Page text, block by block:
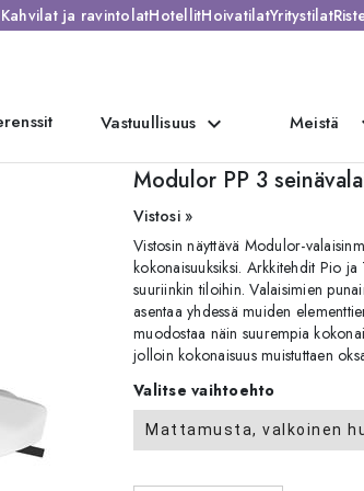
Kahvilat ja ravintolatHotellitHoivatilatYritystilat
Vastuullisuus expand_more Meistä
Modulor PP 3
Vistosi »
Vistosin näyttävä Modulor-
kokonaisuuksiksi. Arkkitehdit Pio
suuriinkin tiloihin. Valaisimien
asentaa yhdessä muiden
muodostaa näin suurempia
jolloin kokonaisuus muistuttaen
Valitse vaihtoehto
Mattamusta, valkoinen